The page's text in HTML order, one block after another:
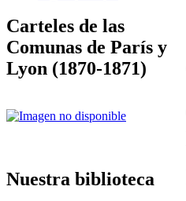
Carteles de las
Comunas de París y
Lyon (1870-1871)
Nuestra biblioteca